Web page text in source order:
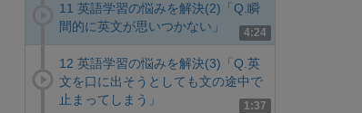
4:24
11 英語学習の悩みを解決(2)「Q.瞬
間的に英文が思いつかない」
1:37
12 英語学習の悩みを解決(3)「Q.英
文を口に出そうとしても文の途中で
止まってしまう」